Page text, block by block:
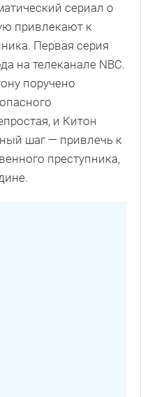
сериал о
привлекают к
Первая серия
на телеканале NBC.
поручено
и Китон
шаг — привлечь к
преступника,